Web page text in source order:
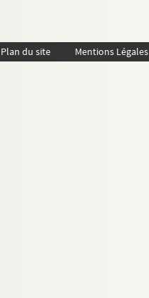
Plan du site Mentions Légales